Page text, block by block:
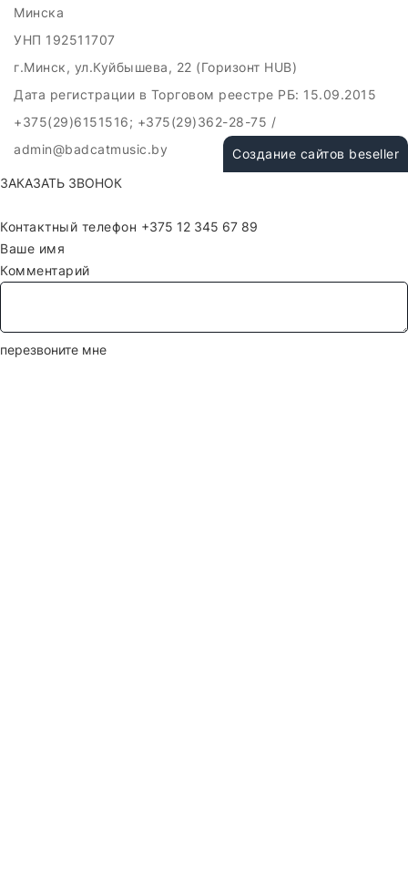
Минска
УНП 192511707
г.Минск, ул.Куйбышева, 22 (Горизонт HUB)
Дата регистрации в Торговом реестре РБ: 15.09.2015
+375(29)6151516; +375(29)362-28-75 /
admin@badcatmusic.by
Создание сайтов beseller
ЗАКАЗАТЬ ЗВОНОК
Контактный телефон
Ваше имя
Комментарий
перезвоните мне